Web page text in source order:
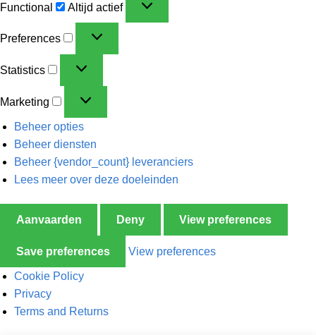
Functional Altijd actief
Preferences
Statistics
Marketing
Beheer opties
Beheer diensten
Beheer {vendor_count} leveranciers
Lees meer over deze doeleinden
Aanvaarden Deny View preferences
Save preferences View preferences
Cookie Policy
Privacy
Terms and Returns